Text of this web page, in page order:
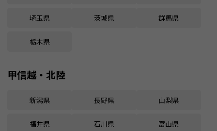
埼玉県 茨城県 群馬県
栃木県
甲信越・北陸
新潟県 長野県 山梨県
福井県 石川県 富山県